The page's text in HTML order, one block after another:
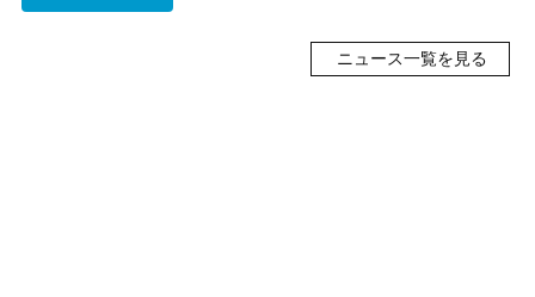
ニュース一覧を見る